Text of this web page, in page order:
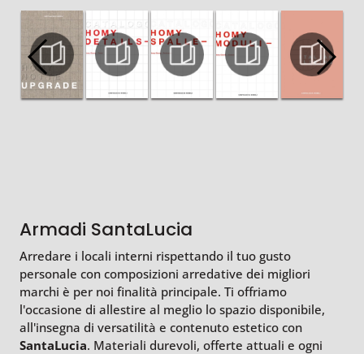
Armadi SantaLucia
Arredare i locali interni rispettando il tuo gusto
personale con composizioni arredative dei migliori
marchi è per noi finalità principale. Ti offriamo
l'occasione di allestire al meglio lo spazio disponibile,
all'insegna di versatilità e contenuto estetico con
SantaLucia. Materiali durevoli, offerte attuali e ogni